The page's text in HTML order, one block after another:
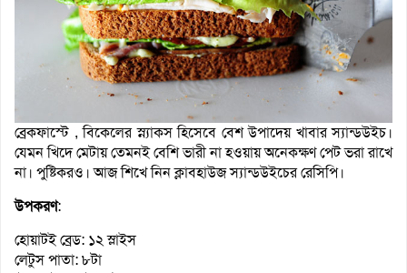
ব্রেকফাস্টে , বিকেলের স্ন্যাকস হিসেবে বেশ উপাদেয় খাবার স্যান্ডউইচ।
যেমন খিদে মেটায় তেমনই বেশি ভারী না হওয়ায় অনেকক্ষণ পেট ভরা রাখে
না। পুষ্টিকরও। আজ শিখে নিন ক্লাবহাউজ স্যান্ডউইচের রেসিপি।
উপকরণ:
হোয়াটই ব্রেড: ১২ স্লাইস
লেটুস পাতা: ৮টা